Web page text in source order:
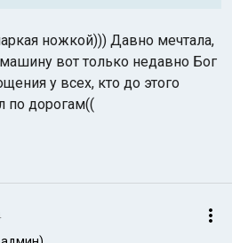
ножкой))) Давно мечтала,
вот только недавно Бог
у всех, кто до этого
по дорогам((